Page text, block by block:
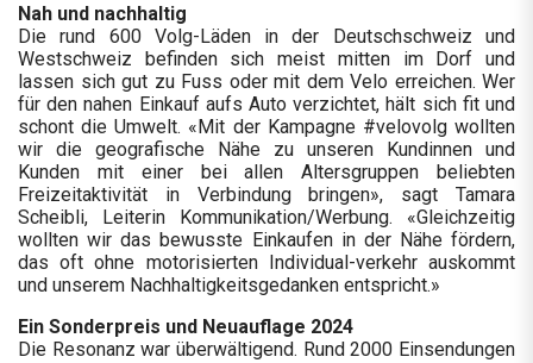
Nah und nachhaltig
Die rund 600 Volg-Läden in der Deutschschweiz und
Westschweiz befinden sich meist mitten im Dorf und
lassen sich gut zu Fuss oder mit dem Velo erreichen. Wer
für den nahen Einkauf aufs Auto verzichtet, hält sich fit und
schont die Umwelt. «Mit der Kampagne #velovolg wollten
wir die geografische Nähe zu unseren Kundinnen und
Kunden mit einer bei allen Altersgruppen beliebten
Freizeitaktivität in Verbindung bringen», sagt Tamara
Scheibli, Leiterin Kommunikation/Werbung. «Gleichzeitig
wollten wir das bewusste Einkaufen in der Nähe fördern,
das oft ohne motorisierten Individual-verkehr auskommt
und unserem Nachhaltigkeitsgedanken entspricht.»
Ein Sonderpreis und Neuauflage 2024
Die Resonanz war überwältigend. Rund 2000 Einsendungen